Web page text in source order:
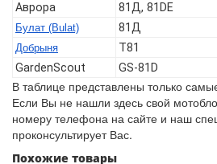
Аврора
81Д, 81DE
Булат (Bulat) 81Д
Добрыня
T81
GardenScout
GS-81D
В таблице представлены только
Если Вы не нашли здесь свой
номеру телефона на сайте и наш
проконсультирует Вас.
Похожие товары